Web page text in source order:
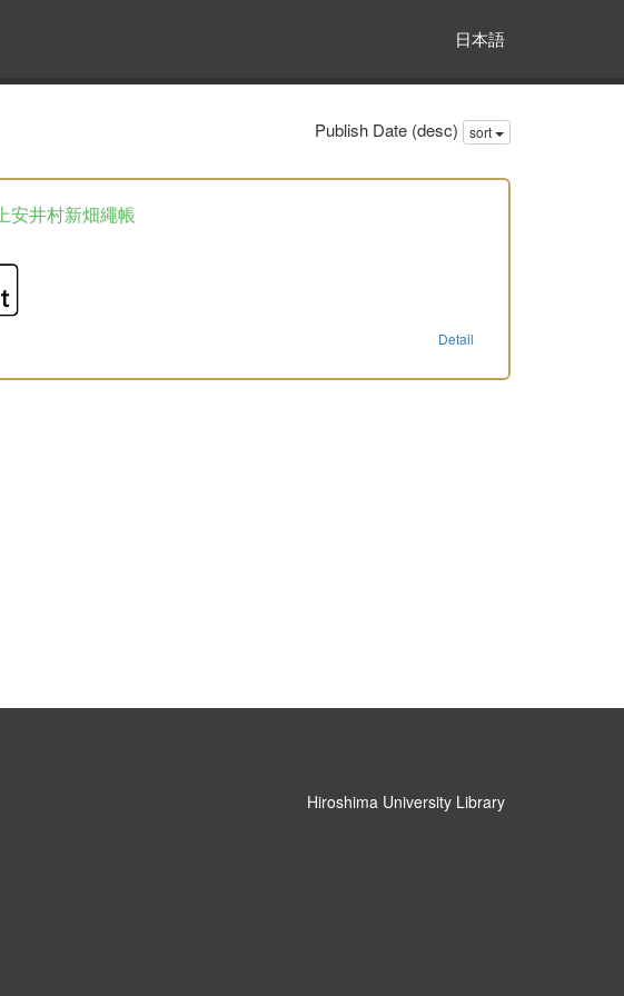
日本語
Publish Date (desc) sort
安井村新畑繩帳
Detail
Hiroshima University Library